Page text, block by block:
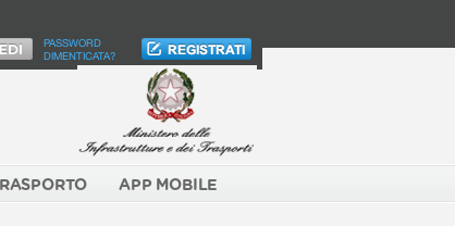
PASSWORD
DIMENTICATA?
APP MOBILE